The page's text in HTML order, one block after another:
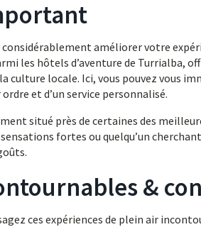
améliorer votre
les hôtels d’aventure de Turrialba,
culture locale. Ici, vous pouvez vous
et d’un service personnalisé.
situé près de certaines des
fortes ou quelqu’un
&
ces expériences de plein air